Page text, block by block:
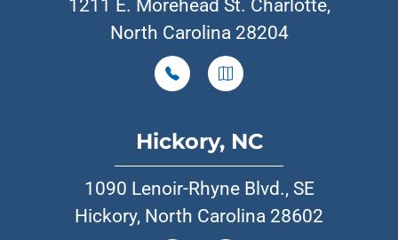
1211 E. Morehead St. Charlotte,
North Carolina 28204
Hickory, NC
1090 Lenoir-Rhyne Blvd., SE
Hickory, North Carolina 28602